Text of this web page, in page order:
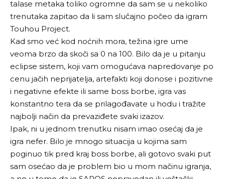
talase metaka toliko ogromne da sam se u nekoliko
trenutaka zapitao da li sam slučajno počeo da igram
Touhou Project.
Kad smo već kod noćnih mora, težina igre ume
veoma brzo da skoči sa 0 na 100. Bilo da je u pitanju
eclipse sistem, koji vam omogućava napredovanje po
cenu jačih neprijatelja, artefakti koji donose i pozitivne
i negativne efekte ili same boss borbe, igra vas
konstantno tera da se prilagođavate u hodu i tražite
najbolji način da prevaziđete svaki izazov.
Ipak, ni u jednom trenutku nisam imao osećaj da je
igra nefer. Bilo je mnogo situacija u kojima sam
poginuo tik pred kraj boss borbe, ali gotovo svaki put
sam osećao da je problem bio u mom načinu igranja,